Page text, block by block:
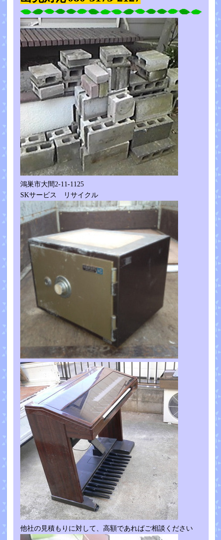
鴻巣市大間2-11-1125
SKサービス リサイクル
他社の見積もりに対して、高額であればご相談ください